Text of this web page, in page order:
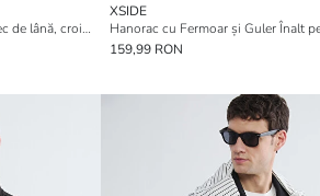
Cardigan tricotat din amestec de lână, croială standard pentru bărbați
XSIDE
159,99 RON